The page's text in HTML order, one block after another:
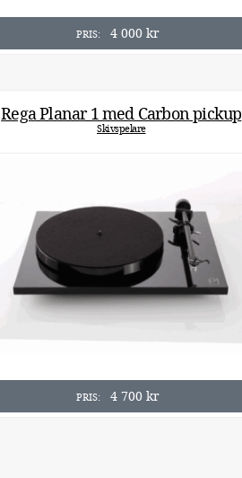
PRIS: 4 000kr
Rega Planar 1 med Carbon pickup
Skivspelare
PRIS: 4 700kr